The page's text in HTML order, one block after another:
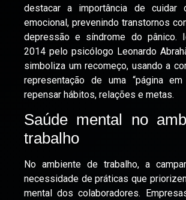
destacar a importância de cuidar
emocional, prevenindo transtornos
depressão e síndrome do pânico.
2014 pelo psicólogo Leonardo
simboliza um recomeço, usando a
representação de uma “página em
repensar hábitos, relações e metas.
Saúde mental no
trabalho
No ambiente de trabalho, a
necessidade de práticas que
mental dos colaboradores.